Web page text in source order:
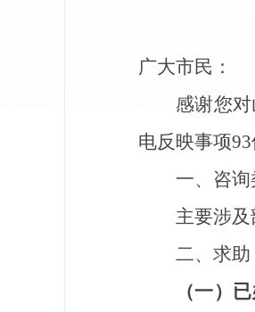
广大市民：
感谢您
电反映事项93
一、咨
主要涉及
二、求助
（一）